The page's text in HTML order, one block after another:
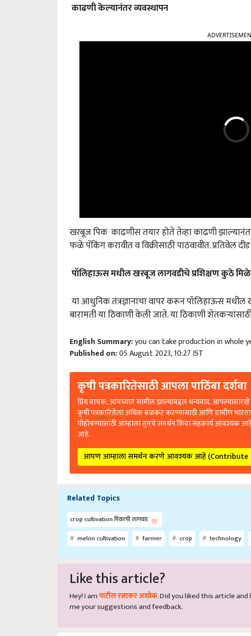
काढणीकेल्यानंतरव्यवस्थापन
खरबूज पिक काढणीस तयार होते तेव्हा काढणी
फळे पॅकिंग करावीत व विक्रीसाठी पाठवावीत. प्रतिवेल
पॉलिहाऊसमधीलखरबूजलागवडीचेप्रशिक्षणकुठे
या आधुनिक तंत्रज्ञानाचा वापर करून पॉलिहाऊस मधील
बारामती या ठिकाणी केली जाते. या ठिकाणी
English Summary:you can take production in whole
Published on:05 August 2023, 10:27 IST
कृषी पत्रकारितेसाठी आपला पाठिंबा दर्शवा
प्रिय वाचक, आमच्यात सामील झाल्याबद्दल धन्यवाद.
कृषी पत्रकारितेला अधिक बळकट करण्यासाठी आणि ग्रामीण
पोहोचण्यासाठी आम्हाला तुमचे समर्थन किंवा सहकार्य आवश्यक
आहे.
आपण आम्हाला समर्थन करणे आवश्यक आहे (Contribute
Related Topics
crop cultivation पिकाची लागवड
melon cultivation
farmer crop technology
Like this article?
Hey! I amपाटील रत्नाकर अशोक. Did you liked this article
me your suggestions and feedback.